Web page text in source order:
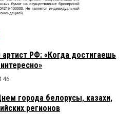
РФ: «Когда достигаешь
146
города белорусы, казахи,
регионов